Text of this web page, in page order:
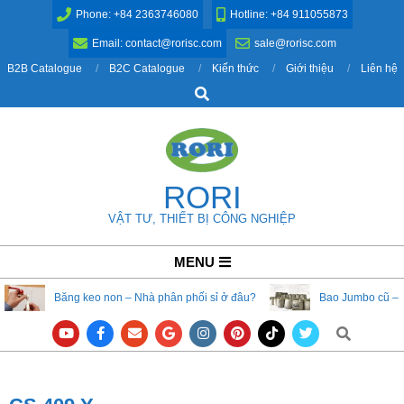
Phone: +84 2363746080 Hotline: +84 911055873
Email: contact@rorisc.com
sale@rorisc.com
B2B Catalogue
B2C Catalogue Kiến thức Giới thiệu
Liên hệ
Search
RORI
VẬT TƯ, THIẾT BỊ CÔNG NGHIỆP
Navigation
Menu
MENU
Băng keo non – Nhà phân phối sỉ ở đâu? Bao Jumbo cũ –
Search